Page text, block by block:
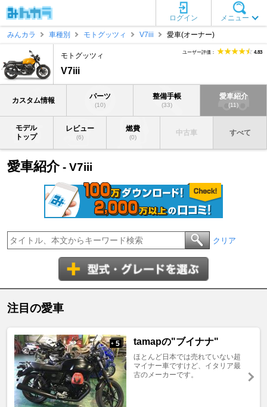
メニュー
ログイン
みんカラ
車種別 モトグッツィ V7iii 愛車(オーナー)
モトグッツィ
V7iii
ユーザー評価： 4.83
カスタム情報 パーツ
(10)
整備手帳
(33)
愛車紹介
(11)
モデル
トップ
レビュー
(6)
燃費
(0)
中古車 すべて
愛車紹介- V7iii
クリア
注目の愛車
+ 5 tamapの"ブイナナ"
ほとんど日本では売れていない超
マイナー車ですけど、イタリア最
古のメーカーです。